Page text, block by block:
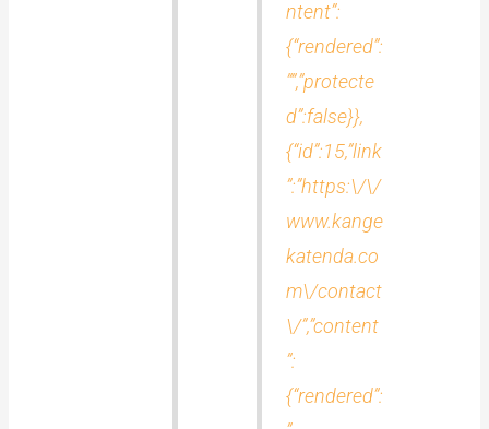
ntent”:
{“rendered”:
””,”protecte
d”:false}},
{“id”:15,”link
”:”https:\/\/
www.kange
katenda.co
m\/contact
\/”,”content
”:
{“rendered”: